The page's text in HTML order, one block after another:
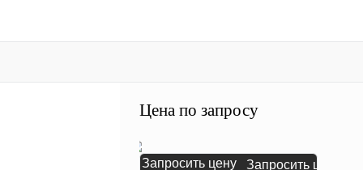
Цена по запросу
Запросить цену